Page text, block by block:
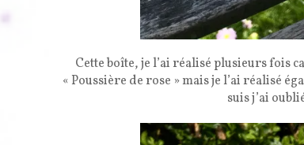
Cette boîte, je l’ai réalisé plusieurs fois
« Poussière de rose » mais je l’ai réalisé
suis j’ai